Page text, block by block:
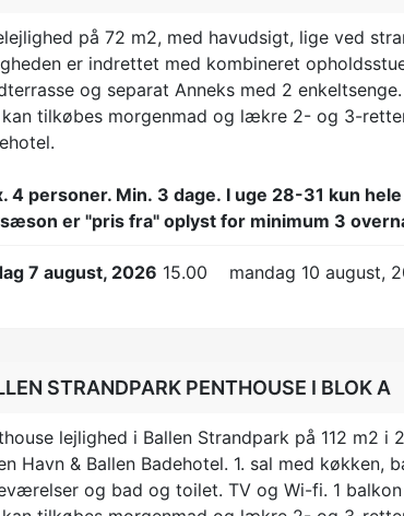
på 72 m2, med havudsigt, lige ved
er indrettet med kombineret
og separat Anneks med 2
kan tilkøbes morgenmad og lækre 2- og 3-
4 personer. Min. 3 dage. I uge 28-31 kun
er "pris fra" oplyst for minimum 3
7 august, 2026 15.00 mandag 10 august,
STRANDPARK PENTHOUSE I BLOK A
lejlighed i Ballen Strandpark på 112 m2
Havn & Ballen Badehotel. 1. sal med
og bad og toilet. TV og Wi-fi. 1